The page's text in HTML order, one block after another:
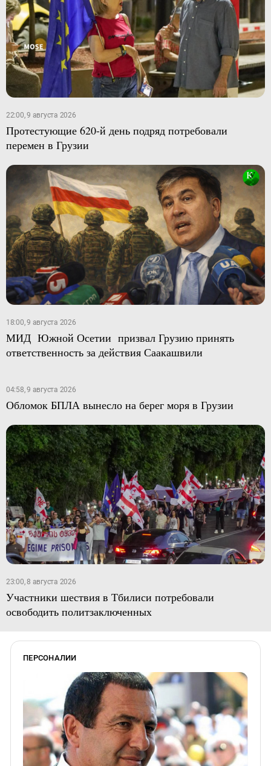
22:00, 9 августа 2026
Протестующие 620-й день подряд потребовали
перемен в Грузии
18:00, 9 августа 2026
МИД Южной Осетии призвал Грузию принять
ответственность за действия Саакашвили
04:58, 9 августа 2026
Обломок БПЛА вынесло на берег моря в Грузии
23:00, 8 августа 2026
Участники шествия в Тбилиси потребовали
освободить политзаключенных
ПЕРСОНАЛИИ